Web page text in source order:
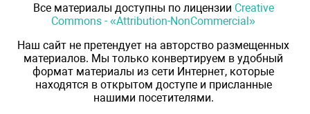
Все материалы доступны по лицензии Creative
Commons - «Attribution-NonCommercial»
Наш сайт не претендует на авторство размещенных
материалов. Мы только конвертируем в удобный
формат материалы из сети Интернет, которые
находятся в открытом доступе и присланные
нашими посетителями.